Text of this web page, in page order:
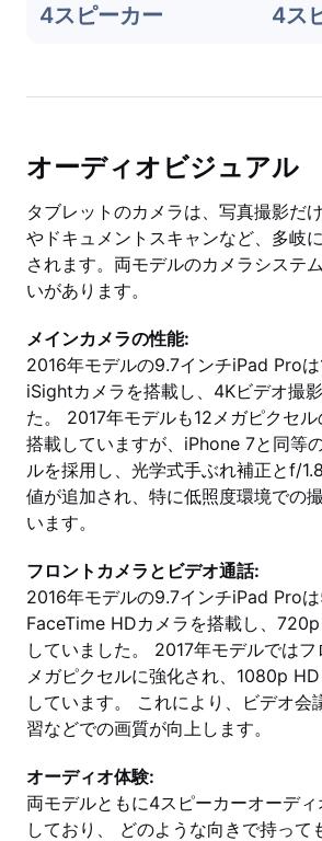
4スピーカー 4ス
オーディオビジュアル
タブレットのカメラは、写真撮影だ
やドキュメントスキャンなど、多岐
されます。両モデルのカメラシステ
いがあります。
メインカメラの性能:
2016年モデルの9.7インチiPad Pro
iSightカメラを搭載し、4Kビデオ撮
た。 2017年モデルも12メガピクセ
搭載していますが、iPhone 7と同等
ルを採用し、光学式手ぶれ補正とf/
値が追加され、特に低照度環境での
います。
フロントカメラとビデオ通話:
2016年モデルの9.7インチiPad Pro
FaceTime HDカメラを搭載し、
していました。 2017年モデルでは
メガピクセルに強化され、1080p
しています。 これにより、ビデオ会
習などでの画質が向上します。
オーディオ体験:
両モデルともに4スピーカーオーデ
しており、 どのような向きで持って